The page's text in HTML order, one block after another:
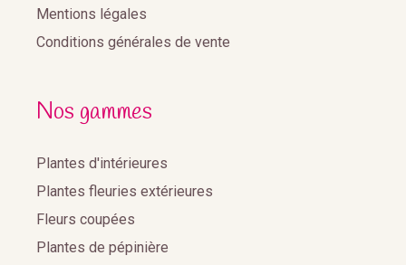
Mentions légales
Conditions générales de vente
Nos gammes
Plantes d'intérieures
Plantes fleuries extérieures
Fleurs coupées
Plantes de pépinière